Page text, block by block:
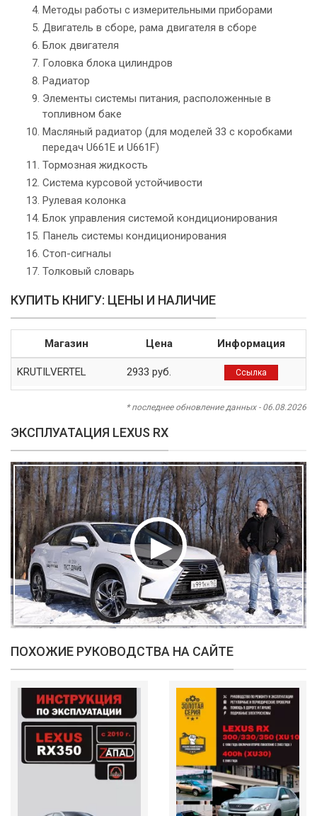
Методы работы с измерительными приборами
Двигатель в сборе, рама двигателя в сборе
Блок двигателя
Головка блока цилиндров
Радиатор
Элементы системы питания, расположенные в
топливном баке
Масляный радиатор (для моделей 33 с коробками
передач U661E и U661F)
Тормозная жидкость
Система курсовой устойчивости
Рулевая колонка
Блок управления системой кондиционирования
Панель системы кондиционирования
Стоп-сигналы
Толковый словарь
КУПИТЬ КНИГУ: ЦЕНЫ И НАЛИЧИЕ
Магазин Цена Информация
KRUTILVERTEL 2933 руб. Ссылка
* последнее обновление данных - 06.08.2026
ЭКСПЛУАТАЦИЯ LEXUS RX
ПОХОЖИЕ РУКОВОДСТВА НА САЙТЕ